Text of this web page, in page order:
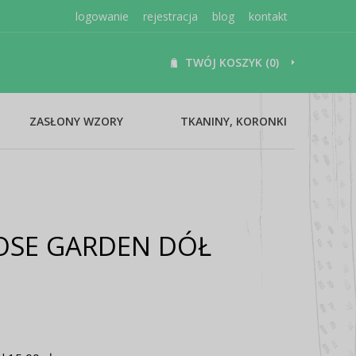
logowanie rejestracja blog kontakt
TWÓJ KOSZYK (0)
ZASŁONY WZORY TKANINY, KORONKI
GARDEN DÓŁ